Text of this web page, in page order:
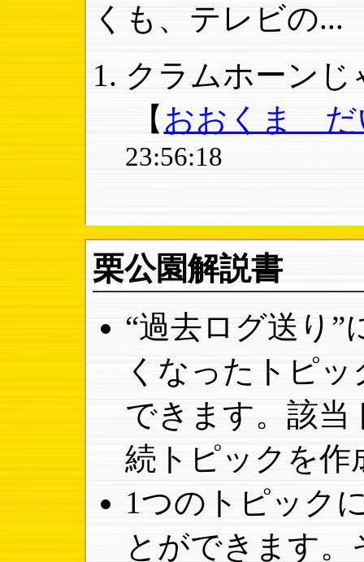
くも、テレビの...
クラムホーン
【 おおくま だ
23:56:18
栗公園解説書
“過去ログ送り
くなったトピ
できます。該当
続トピックを作
1つのトピック
とができます